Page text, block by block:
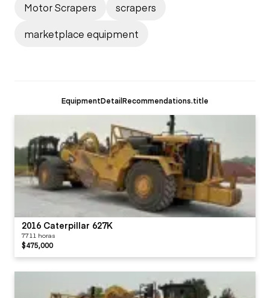
Motor Scrapers
scrapers
marketplace equipment
EquipmentDetailRecommendations.title
2016 Caterpillar 627K
7711 horas
$475,000